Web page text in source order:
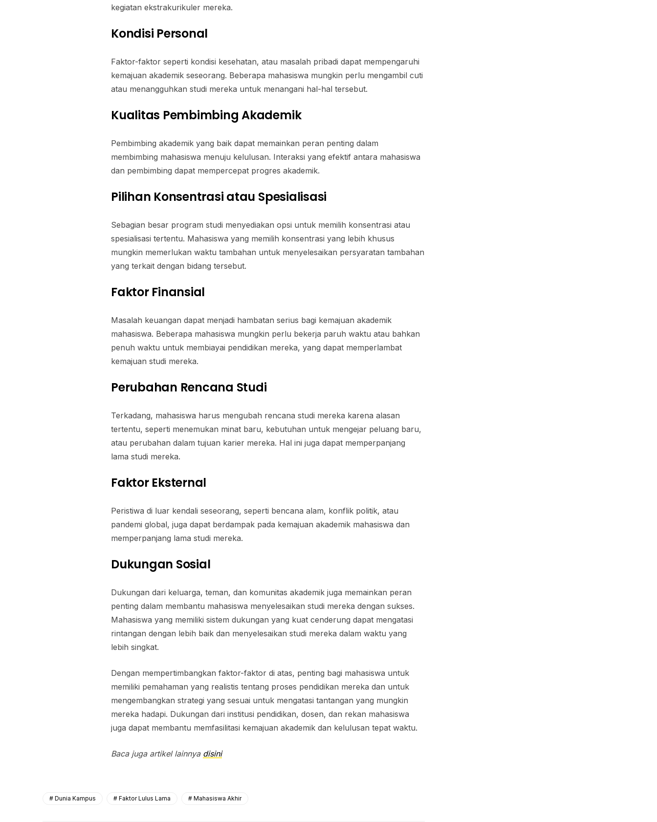
kegiatan ekstrakurikuler mereka.
Kondisi Personal
Faktor-faktor seperti kondisi kesehatan, atau masalah pribadi dapat mempengaruhi
kemajuan akademik seseorang. Beberapa mahasiswa mungkin perlu mengambil cuti
atau menangguhkan studi mereka untuk menangani hal-hal tersebut.
Kualitas Pembimbing Akademik
Pembimbing akademik yang baik dapat memainkan peran penting dalam
membimbing mahasiswa menuju kelulusan. Interaksi yang efektif antara mahasiswa
dan pembimbing dapat mempercepat progres akademik.
Pilihan Konsentrasi atau Spesialisasi
Sebagian besar program studi menyediakan opsi untuk memilih konsentrasi atau
spesialisasi tertentu. Mahasiswa yang memilih konsentrasi yang lebih khusus
mungkin memerlukan waktu tambahan untuk menyelesaikan persyaratan tambahan
yang terkait dengan bidang tersebut.
Faktor Finansial
Masalah keuangan dapat menjadi hambatan serius bagi kemajuan akademik
mahasiswa. Beberapa mahasiswa mungkin perlu bekerja paruh waktu atau bahkan
penuh waktu untuk membiayai pendidikan mereka, yang dapat memperlambat
kemajuan studi mereka.
Perubahan Rencana Studi
Terkadang, mahasiswa harus mengubah rencana studi mereka karena alasan
tertentu, seperti menemukan minat baru, kebutuhan untuk mengejar peluang baru,
atau perubahan dalam tujuan karier mereka. Hal ini juga dapat memperpanjang
lama studi mereka.
Faktor Eksternal
Peristiwa di luar kendali seseorang, seperti bencana alam, konflik politik, atau
pandemi global, juga dapat berdampak pada kemajuan akademik mahasiswa dan
memperpanjang lama studi mereka.
Dukungan Sosial
Dukungan dari keluarga, teman, dan komunitas akademik juga memainkan peran
penting dalam membantu mahasiswa menyelesaikan studi mereka dengan sukses.
Mahasiswa yang memiliki sistem dukungan yang kuat cenderung dapat mengatasi
rintangan dengan lebih baik dan menyelesaikan studi mereka dalam waktu yang
lebih singkat.
Dengan mempertimbangkan faktor-faktor di atas, penting bagi mahasiswa untuk
memiliki pemahaman yang realistis tentang proses pendidikan mereka dan untuk
mengembangkan strategi yang sesuai untuk mengatasi tantangan yang mungkin
mereka hadapi. Dukungan dari institusi pendidikan, dosen, dan rekan mahasiswa
juga dapat membantu memfasilitasi kemajuan akademik dan kelulusan tepat waktu.
Baca juga artikel lainnya disini
Dunia Kampus Faktor Lulus Lama Mahasiswa Akhir